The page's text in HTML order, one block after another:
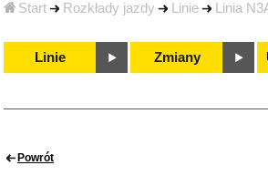
Start Rozkłady jazdy Linie Linia
Linie Zmiany
Powrót